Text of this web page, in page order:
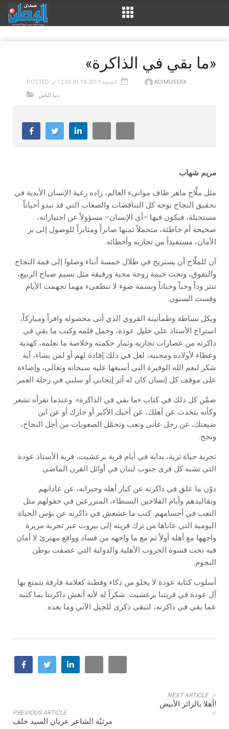
«ما بقي في الذاكرة»
POSTED: الجمعة 01.18.2019 12:06 م
ADIMUSERX
دنيا الناس
مريم‭ ‬شهاب
مثل ملَّاح ماهر طاف موانىء العالم، زاده رغبة الإنسان الأبدية في
تحقيق النجاح بوجه كل التناقضات والصعاب التي قد تبدو أحياناً
مستحيلة، فيكون فيها –أي الإنسان– مسؤولاً عن اختياراته،
صحيحة أم خاطئة، متحملاً ثمنها صابراً ومثابراً للوصول إلى بر
الأمان، مستفيداً من تجاربه وأخطائه.
آن للملّاح أن يستريح في ظلال خمسة أبناء وصلوا إلى قمة النجاح
والتفوق، وتحت خيمة زوجة محبة ورفيقة مثل نسيم صباح الربيع،
تنثر وداً وحباً وحناناً وبسمة ضوء لا تنطفىء مهما تجهمت الأيام
وقست السنون.
وبكل بساطة وطمأنينة القروي الذي أتى محصوله وافراً ومباركاً،
استراح الأستاذ علي خليل عودة، وحمل قلمه وكتب ما بقي في
ذاكرته من عصارات تجاربه وثمار حكمته وخلاصة ما تعلمه، كهدية
وعطاء لأولاده ومحبيه، لعل في ذلك إفادة لهم أو لمن يشاء، آية
شكر لنعم الله الوفيرة التي أسبغها عليه سبحانه وتعالى، وإضاءة
على موقف كل إنسان كان له أثر إيجابي أو سلبي في رحلة العمر.
ضمَّن كل ذلك في كتاب «ما بقي في الذاكرة». وعندما تقرأه تشعر
وكأنه يتحدث عن أهلك، عن أخيك الأكبر أو جارك أو عن ابن
ضيعتك، عن رجل عانى وتعب وتحمّل الصعوبات من أجل النجاح،
ونجح.
تجربة حياة ثرية، بداية في أيام قرية برعشيت، قرية الأستاذ عودة
التي تشبه كل قرى جنوب لبنان في أوائل القرن الماضي.
دوّن ما علق في ذاكرته عن كبار أهله وجيرانه، عن عاداتهم
وتقاليدهم وأيام الفلاحين البسطاء، المنزرعين في حقولهم مثل
التعب في أجسامهم. كتب ما عشعش في ذاكرته عن بؤس الحياة
اليومية التي عاناها من ترك قريته إلى بيروت عبر تجربة مريرة
واجهها مع أهله أولاً ثم مع ما واجهه من فساد وواقع مهترئ لا أمان
فيه تحت قسوة الحروب الأهلية والدولية التي عصفت بوطن
النجوم.
أسلوب كتابة عودة لا يخلو من ذكاء وفطنة كعلامة فارقة يتمتع بها
آل عودة في قريتنا برعشيت. شكراً له لأنه أنعش ذاكرتنا بما كتبه
عما بقي في ذاكرته، لتبقى ذكرى للجيل الآتي وما بعده.
NEXT ARTICLE
أهلا بالزائر الأبيض!
PREVIOUS ARTICLE
مرثيّة الشاعر عريان السيد خلف